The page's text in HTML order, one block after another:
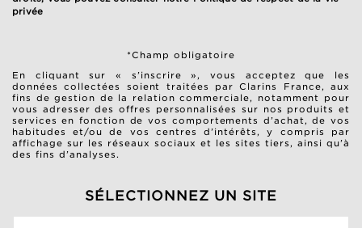
privée
*Champ obligatoire
En cliquant sur « s’inscrire », vous acceptez que les
données collectées soient traitées par Clarins France, aux
fins de gestion de la relation commerciale, notamment pour
vous adresser des offres personnalisées sur nos produits et
services en fonction de vos comportements d’achat, de vos
habitudes et/ou de vos centres d’intérêts, y compris par
affichage sur les réseaux sociaux et les sites tiers, ainsi qu’à
des fins d’analyses.
SÉLECTIONNEZ UN SITE